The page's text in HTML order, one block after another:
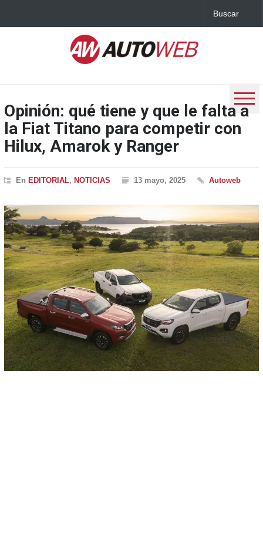
Opinión: qué tiene y que le falta a
la Fiat Titano para competir con
Hilux, Amarok y Ranger
En EDITORIAL, NOTICIAS 13 mayo, 2025 Autoweb